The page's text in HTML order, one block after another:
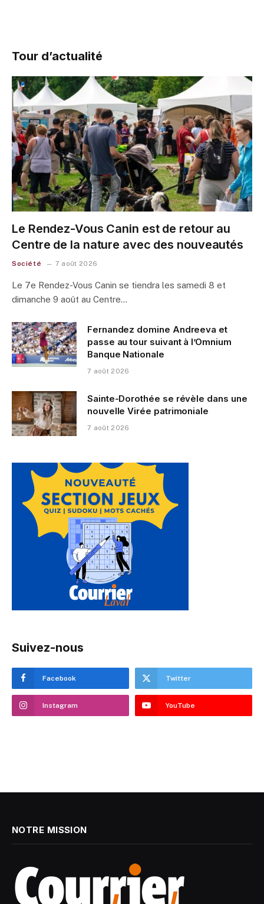
Tour d’actualité
Le Rendez-Vous Canin est de retour au
Centre de la nature avec des nouveautés
Société 7 août 2026
Le 7e Rendez-Vous Canin se tiendra les samedi 8 et
dimanche 9 août au Centre…
Fernandez domine Andreeva et
passe au tour suivant à l’Omnium
Banque Nationale
7 août 2026
Sainte-Dorothée se révèle dans une
nouvelle Virée patrimoniale
7 août 2026
Suivez-nous
Facebook Twitter
Instagram YouTube
NOTRE MISSION